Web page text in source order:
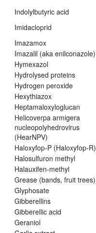
Indolylbutyric acid
Imidacloprid
Imazamox
Imazalil (aka enilconazole)
Hymexazol
Hydrolysed proteins
Hydrogen peroxide
Hexythiazox
Heptamaloxyloglucan
Helicoverpa armigera
nucleopolyhedrovirus
(HearNPV)
Haloxyfop-P (Haloxyfop-R)
Halosulfuron methyl
Halauxifen-methyl
Grease (bands, fruit trees)
Glyphosate
Gibberellins
Gibberellic acid
Geraniol